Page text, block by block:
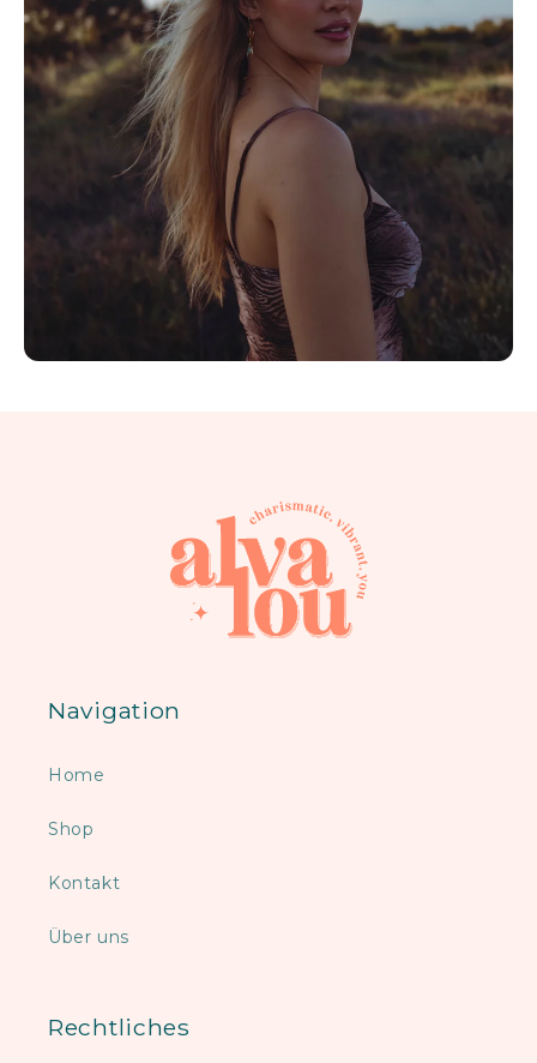
Navigation
Home
Shop
Kontakt
Über uns
Rechtliches